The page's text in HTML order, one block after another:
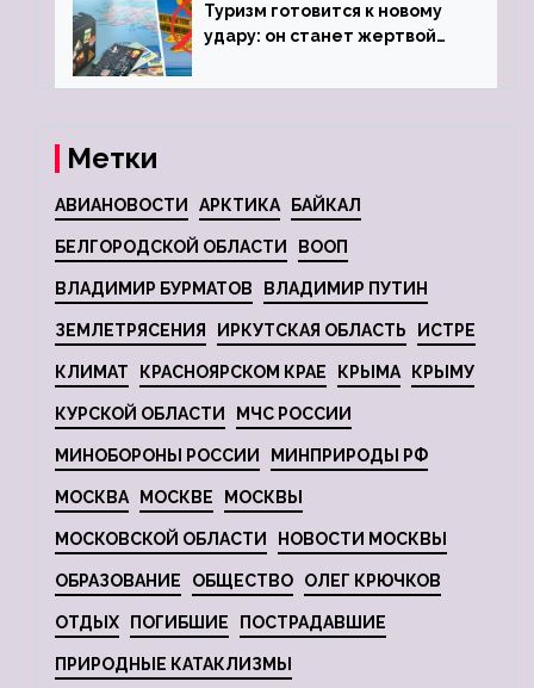
Туризм готовится к новому
удару: он станет жертвой
Метки
АВИАНОВОСТИ АРКТИКА БАЙКАЛ
БЕЛГОРОДСКОЙ ОБЛАСТИ ВООП
ВЛАДИМИР БУРМАТОВ ВЛАДИМИР ПУТИН
ЗЕМЛЕТРЯСЕНИЯ ИРКУТСКАЯ ОБЛАСТЬ ИСТРЕ
КЛИМАТ КРАСНОЯРСКОМ КРАЕ КРЫМА КРЫМУ
КУРСКОЙ ОБЛАСТИ МЧС РОССИИ
МИНОБОРОНЫ РОССИИ МИНПРИРОДЫ РФ
МОСКВА МОСКВЕ МОСКВЫ
МОСКОВСКОЙ ОБЛАСТИ НОВОСТИ МОСКВЫ
ОБРАЗОВАНИЕ ОБЩЕСТВО ОЛЕГ КРЮЧКОВ
ОТДЫХ ПОГИБШИЕ ПОСТРАДАВШИЕ
ПРИРОДНЫЕ КАТАКЛИЗМЫ